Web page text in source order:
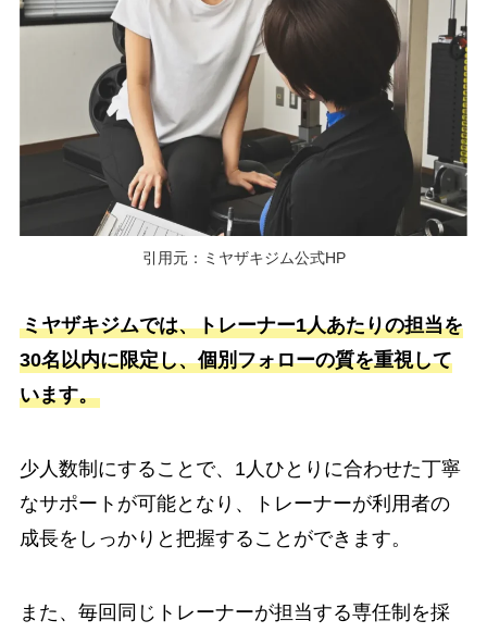
引用元：ミヤザキジム公式HP
ミヤザキジムでは、トレーナー1人あたりの担当を
30名以内に限定し、個別フォローの質を重視して
います。
少人数制にすることで、1人ひとりに合わせた丁寧
なサポートが可能となり、トレーナーが利用者の
成長をしっかりと把握することができます。
また、毎回同じトレーナーが担当する専任制を採